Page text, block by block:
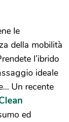
le
della mobilità
l’ibrido
ideale
Un recente
ed